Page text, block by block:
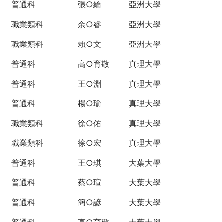
普通科
張○綸
亞洲大學
職業類科
余○睿
亞洲大學
職業類科
賴○文
亞洲大學
普通科
高○育敬
真理大學
普通科
王○淵
真理大學
普通科
楊○瑜
真理大學
職業類科
徐○佑
真理大學
職業類科
徐○宏
真理大學
普通科
王○琪
大葉大學
普通科
蔡○瑄
大葉大學
普通科
簡○諺
大葉大學